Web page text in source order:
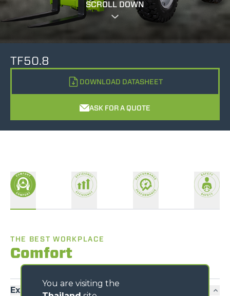
SCROLL DOWN
TF50.8
DOWNLOAD DATASHEET
ASK FOR A QUOTE
THE BEST WORKPLACE
Comfort
Exclusive comfort
You are visiting the